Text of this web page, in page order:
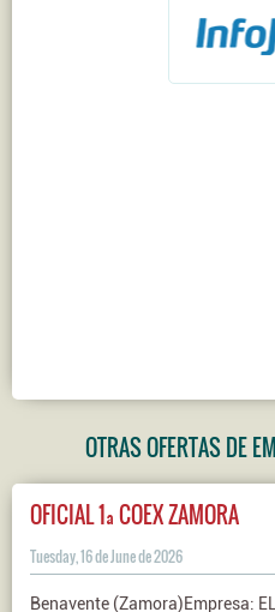
OTRAS OFERTAS DE
OFICIAL 1ª COEX ZAMORA
Tuesday, 16 de June de 2026
Benavente (Zamora)Empresa: